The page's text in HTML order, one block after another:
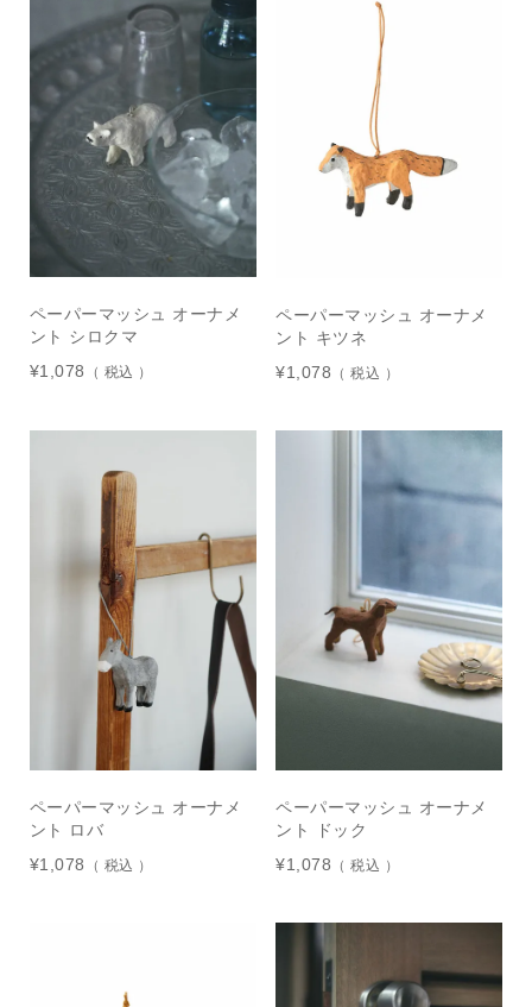
ペーパーマッシュ オーナメ
ント シロクマ
¥1,078 税込
ペーパーマッシュ オーナメ
ント キツネ
¥1,078 税込
ペーパーマッシュ オーナメ
ント ロバ
¥1,078 税込
ペーパーマッシュ オーナメ
ント ドック
¥1,078 税込